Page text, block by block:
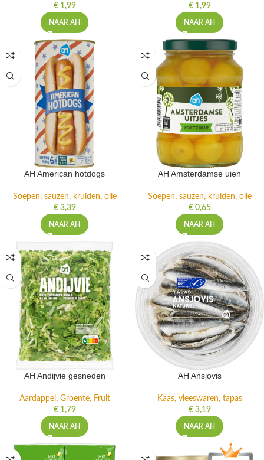
€1,99
NAAR AH
€1,99
NAAR AH
AH American hotdogs
Soepen, sauzen, kruiden, olie
€3,39
NAAR AH
AH Amsterdamse uien
Soepen, sauzen, kruiden, olie
€0,65
NAAR AH
AH Andijvie gesneden
Aardappel, Groente, Fruit
€1,79
NAAR AH
AH Ansjovis
Kaas, vleeswaren, tapas
€3,19
NAAR AH